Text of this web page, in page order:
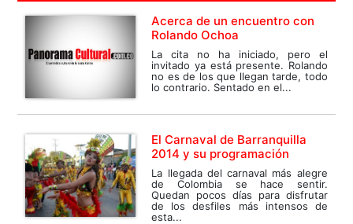
Acerca de un encuentro con
Rolando Ochoa
La cita no ha iniciado, pero el
invitado ya está presente. Rolando
no es de los que llegan tarde, todo
lo contrario. Sentado en el...
El Carnaval de Barranquilla
2014 y su programación
La llegada del carnaval más alegre
de Colombia se hace sentir.
Quedan pocos días para disfrutar
de los desfiles más intensos de
esta...